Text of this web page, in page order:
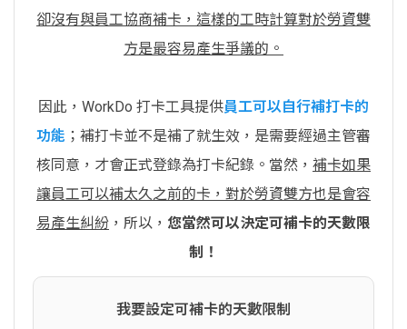
卻沒有與員工協商補卡，這樣的工時計算對於勞資雙
方是最容易產生爭議的。
因此，WorkDo 打卡工具提供員工可以自行補打卡的
功能 ；補打卡並不是補了就生效，是需要經過主管審
核同意，才會正式登錄為打卡紀錄。當然， 補卡如果
讓員工可以補太久之前的卡，對於勞資雙方也是會容
易產生糾紛 ，所以， 您當然可以決定可補卡的天數限
制！
我要設定可補卡的天數限制